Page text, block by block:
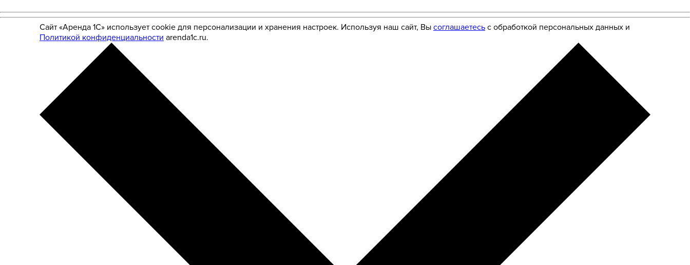
Сайт «Аренда 1С» использует cookie для персонализации и хранения настроек. Используя наш сайт, Вы соглашаетесь с обработкой персональных данных и
Политикой конфиденциальности arenda1c.ru.